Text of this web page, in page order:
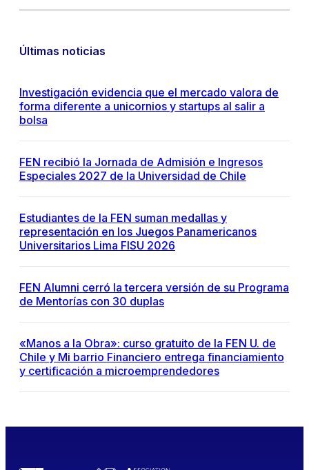
Últimas noticias
Investigación evidencia que el mercado valora de
forma diferente a unicornios y startups al salir a
bolsa
FEN recibió la Jornada de Admisión e Ingresos
Especiales 2027 de la Universidad de Chile
Estudiantes de la FEN suman medallas y
representación en los Juegos Panamericanos
Universitarios Lima FISU 2026
FEN Alumni cerró la tercera versión de su Programa
de Mentorías con 30 duplas
«Manos a la Obra»: curso gratuito de la FEN U. de
Chile y Mi barrio Financiero entrega financiamiento
y certificación a microemprendedores